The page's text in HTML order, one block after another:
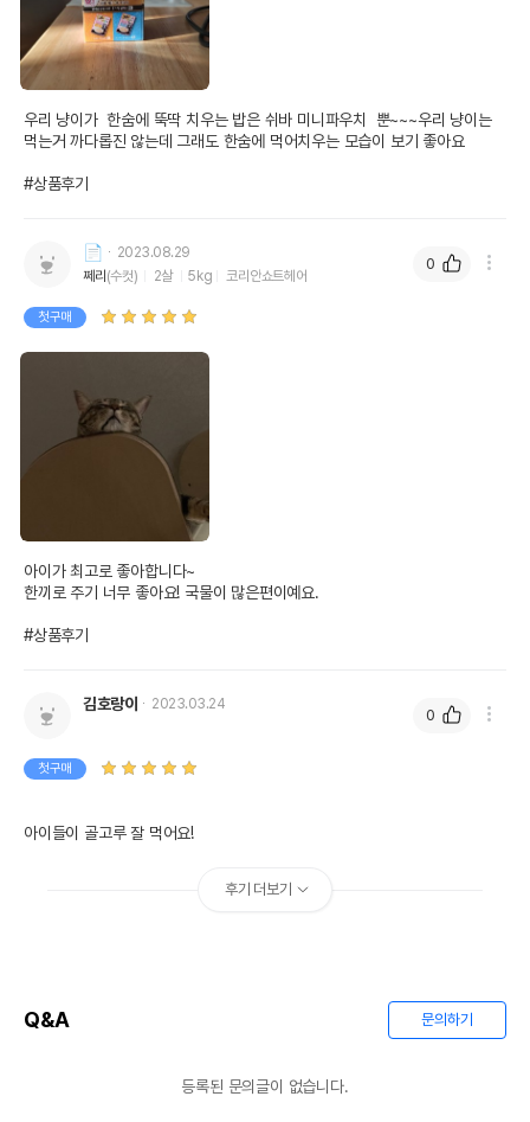
우리 냥이가  한숨에 뚝딱 치우는 밥은 쉬바 미니파우치  뿐~~~우리 냥이는
먹는거 까다롭진 않는데 그래도 한숨에 먹어치우는 모습이 보기 좋아요
#상품후기
📄
2023.08.29
쩨리(수컷) 2살 5kg 코리안쇼트헤어
첫구매
아이가 최고로 좋아합니다~
한끼로 주기 너무 좋아요! 국물이 많은편이예요.
#상품후기
0
김호랑이 2023.03.24
첫구매
아이들이 골고루 잘 먹어요!
0
후기 더보기
Q&A 문의하기
등록된 문의글이 없습니다.